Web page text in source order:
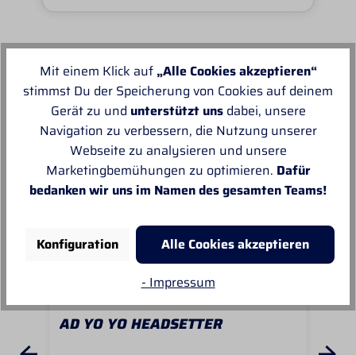
Unsere Empfehlungen
AD YO YO HEADSETTER
Mit einem Klick auf „Alle Cookies akzeptieren“
stimmst Du der Speicherung von Cookies auf deinem
Gerät zu und unterstützt unsdabei, unsere
Navigation zu verbessern, die Nutzung unserer
Webseite zu analysieren und unsere
Marketingbemühungen zu optimieren. Dafür
bedanken wir uns im Namen des gesamten Teams!
Konfiguration
Alle Cookies akzeptieren
- Impressum